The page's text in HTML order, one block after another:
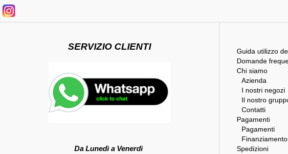
SERVIZIO CLIENTI
Da Lunedì a Venerdì
Guida utilizzo
Domande
Chi siamo
Azienda
I nostri negozi
Il nostro
Contatti
Pagamenti
Pagamenti
Spedizioni